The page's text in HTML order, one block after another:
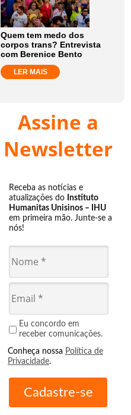
Quem tem medo dos
corpos trans? Entrevista
com Berenice Bento
LER MAIS
Assine a
Newsletter
Receba as notícias e
atualizações do Instituto
Humanitas Unisinos – IHU
em primeira mão. Junte-se a
nós!
Eu concordo em
receber comunicações.
Conheça nossa Política de
Privacidade.